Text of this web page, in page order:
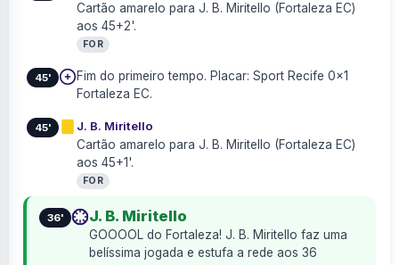
Cartão amarelo para J. B. Miritello (Fortaleza EC)
aos 45+2'.
FOR
45'
Fim do primeiro tempo. Placar: Sport Recife 0×1
Fortaleza EC.
45'
J. B. Miritello
Cartão amarelo para J. B. Miritello (Fortaleza EC)
aos 45+1'.
FOR
36' J. B. Miritello
GOOOOL do Fortaleza! J. B. Miritello faz uma
belíssima jogada e estufa a rede aos 36